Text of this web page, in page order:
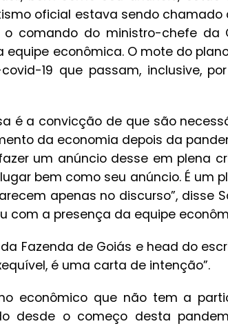
oficial estava sendo chamado
comando do ministro-chefe da
equipe econômica. O mote do
19 que passam, inclusive,
é a convicção de que são
da economia depois da
um anúncio desse em plena
bem como seu anúncio. É um
apenas no discurso”, disse
com a presença da equipe
Fazenda de Goiás e head do
é uma carta de intenção”.
econômico que não tem a
desde o começo desta